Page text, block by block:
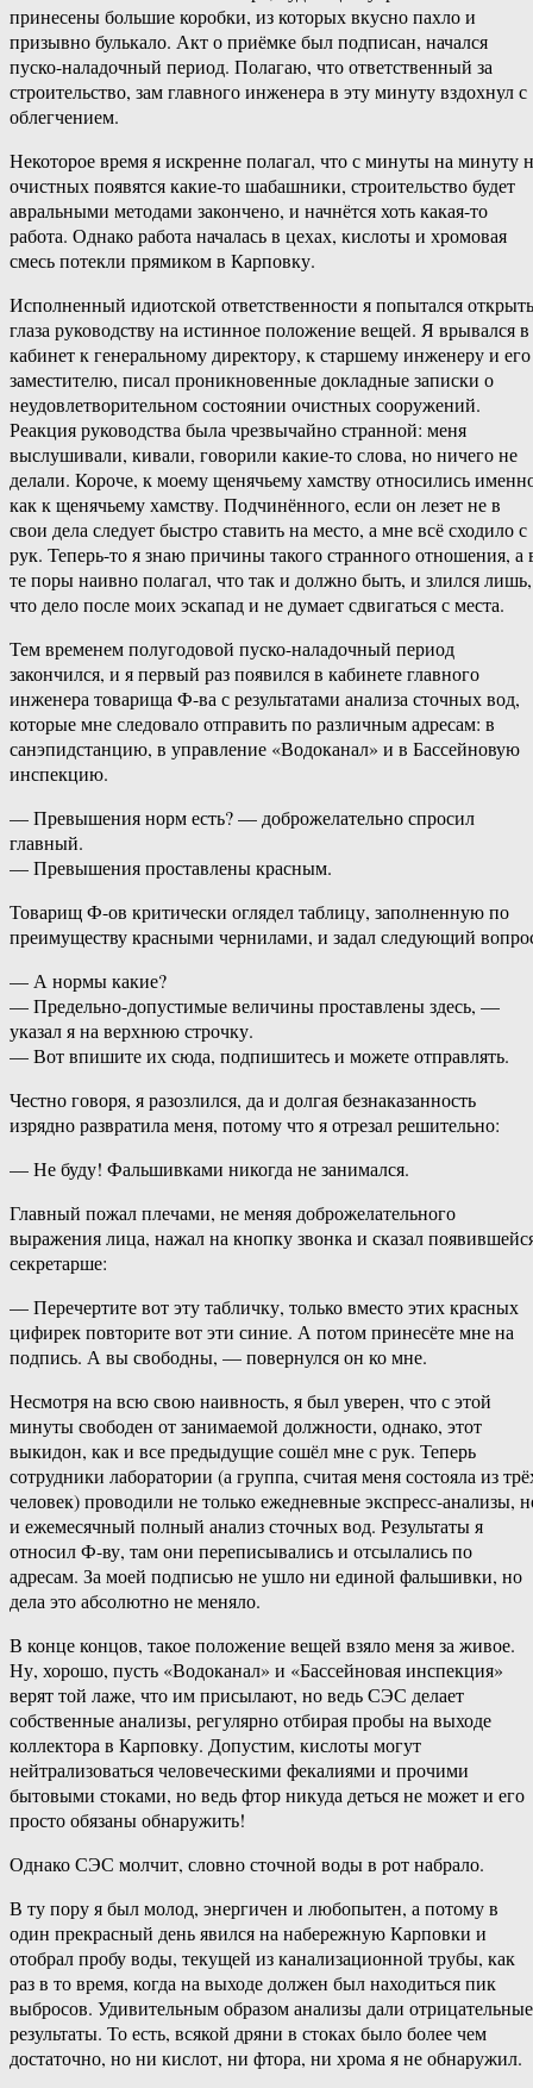
принесены большие коробки, из которых вкусно пахло и
призывно булькало. Акт о приёмке был подписан, начался
пуско-наладочный период. Полагаю, что ответственный за
строительство, зам главного инженера в эту минуту вздохнул с
облегчением.
Некоторое время я искренне полагал, что с минуты на минуту
очистных появятся какие-то шабашники, строительство будет
авральными методами закончено, и начнётся хоть какая-то
работа. Однако работа началась в цехах, кислоты и хромовая
смесь потекли прямиком в Карповку.
Исполненный идиотской ответственности я попытался открыть
глаза руководству на истинное положение вещей. Я врывался в
кабинет к генеральному директору, к старшему инженеру и его
заместителю, писал проникновенные докладные записки о
неудовлетворительном состоянии очистных сооружений.
Реакция руководства была чрезвычайно странной: меня
выслушивали, кивали, говорили какие-то слова, но ничего не
делали. Короче, к моему щенячьему хамству относились
как к щенячьему хамству. Подчинённого, если он лезет не в
свои дела следует быстро ставить на место, а мне всё сходило с
рук. Теперь-то я знаю причины такого странного отношения, а
те поры наивно полагал, что так и должно быть, и злился лишь,
что дело после моих эскапад и не думает сдвигаться с места.
Тем временем полугодовой пуско-наладочный период
закончился, и я первый раз появился в кабинете главного
инженера товарища Ф-ва с результатами анализа сточных вод,
которые мне следовало отправить по различным адресам: в
санэпидстанцию, в управление «Водоканал» и в Бассейновую
инспекцию.
— Превышения норм есть? — доброжелательно спросил
главный.
— Превышения проставлены красным.
Товарищ Ф-ов критически оглядел таблицу, заполненную по
преимуществу красными чернилами, и задал следующий
— А нормы какие?
— Предельно-допустимые величины проставлены здесь, —
указал я на верхнюю строчку.
— Вот впишите их сюда, подпишитесь и можете отправлять.
Честно говоря, я разозлился, да и долгая безнаказанность
изрядно развратила меня, потому что я отрезал решительно:
— Не буду! Фальшивками никогда не занимался.
Главный пожал плечами, не меняя доброжелательного
выражения лица, нажал на кнопку звонка и сказал
секретарше:
— Перечертите вот эту табличку, только вместо этих красных
цифирек повторите вот эти синие. А потом принесёте мне на
подпись. А вы свободны, — повернулся он ко мне.
Несмотря на всю свою наивность, я был уверен, что с этой
минуты свободен от занимаемой должности, однако, этот
выкидон, как и все предыдущие сошёл мне с рук. Теперь
сотрудники лаборатории (а группа, считая меня состояла из
человек) проводили не только ежедневные экспресс-анализы,
и ежемесячный полный анализ сточных вод. Результаты я
относил Ф-ву, там они переписывались и отсылались по
адресам. За моей подписью не ушло ни единой фальшивки, но
дела это абсолютно не меняло.
В конце концов, такое положение вещей взяло меня за живое.
Ну, хорошо, пусть «Водоканал» и «Бассейновая инспекция»
верят той лаже, что им присылают, но ведь СЭС делает
собственные анализы, регулярно отбирая пробы на выходе
коллектора в Карповку. Допустим, кислоты могут
нейтрализоваться человеческими фекалиями и прочими
бытовыми стоками, но ведь фтор никуда деться не может и его
просто обязаны обнаружить!
Однако СЭС молчит, словно сточной воды в рот набрало.
В ту пору я был молод, энергичен и любопытен, а потому в
один прекрасный день явился на набережную Карповки и
отобрал пробу воды, текущей из канализационной трубы, как
раз в то время, когда на выходе должен был находиться пик
выбросов. Удивительным образом анализы дали отрицательные
результаты. То есть, всякой дряни в стоках было более чем
достаточно, но ни кислот, ни фтора, ни хрома я не обнаружил.